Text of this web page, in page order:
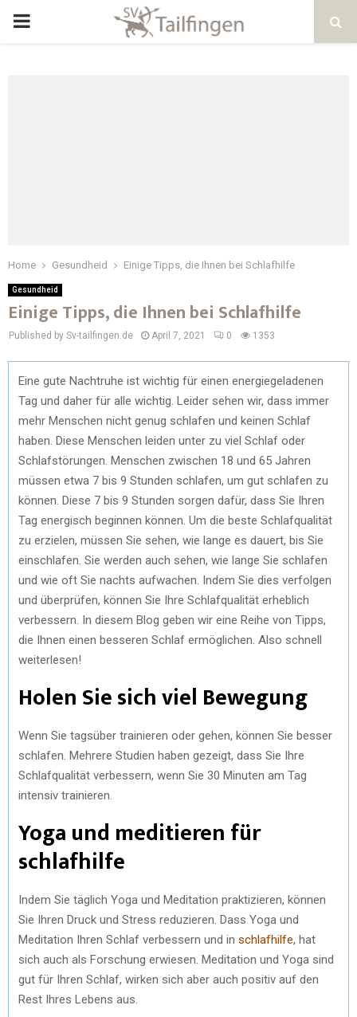
Home Gesundheid Einige Tipps, die Ihnen bei Schlafhilfe
Gesundheid
Einige Tipps, die Ihnen bei Schlafhilfe
Published by Sv-tailfingen.de April 7, 2021 0 1353
Eine gute Nachtruhe ist wichtig für einen energiegeladenen
Tag und daher für alle wichtig. Leider sehen wir, dass immer
mehr Menschen nicht genug schlafen und keinen Schlaf
haben. Diese Menschen leiden unter zu viel Schlaf oder
Schlafstörungen. Menschen zwischen 18 und 65 Jahren
müssen etwa 7 bis 9 Stunden schlafen, um gut schlafen zu
können. Diese 7 bis 9 Stunden sorgen dafür, dass Sie Ihren
Tag energisch beginnen können. Um die beste Schlafqualität
zu erzielen, müssen Sie sehen, wie lange es dauert, bis Sie
einschlafen. Sie werden auch sehen, wie lange Sie schlafen
und wie oft Sie nachts aufwachen. Indem Sie dies verfolgen
und überprüfen, können Sie Ihre Schlafqualität erheblich
verbessern. In diesem Blog geben wir eine Reihe von Tipps,
die Ihnen einen besseren Schlaf ermöglichen. Also schnell
weiterlesen!
Holen Sie sich viel Bewegung
Wenn Sie tagsüber trainieren oder gehen, können Sie besser
schlafen. Mehrere Studien haben gezeigt, dass Sie Ihre
Schlafqualität verbessern, wenn Sie 30 Minuten am Tag
intensiv trainieren.
Yoga und meditieren für
schlafhilfe
Indem Sie täglich Yoga und Meditation praktizieren, können
Sie Ihren Druck und Stress reduzieren. Dass Yoga und
Meditation Ihren Schlaf verbessern und in schlafhilfe, hat
sich auch als Forschung erwiesen. Meditation und Yoga sind
gut für Ihren Schlaf, wirken sich aber auch positiv auf den
Rest Ihres Lebens aus.